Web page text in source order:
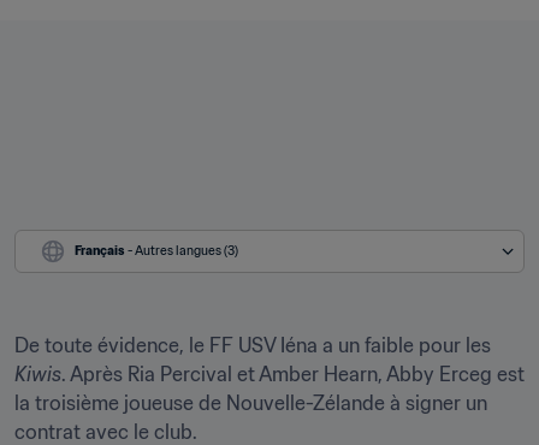
Français - Autres langues (3)
Kiwis. Après Ria Percival et Amber Hearn, Abby Erceg est
la troisième joueuse de Nouvelle-Zélande à signer un
contrat avec le club.